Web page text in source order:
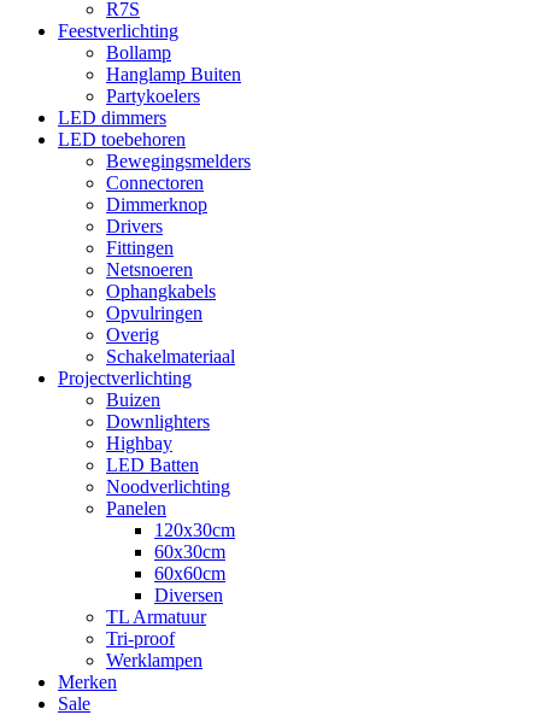
R7S
Feestverlichting
Bollamp
Hanglamp Buiten
Partykoelers
LED dimmers
LED toebehoren
Bewegingsmelders
Connectoren
Dimmerknop
Drivers
Fittingen
Netsnoeren
Ophangkabels
Opvulringen
Overig
Schakelmateriaal
Projectverlichting
Buizen
Downlighters
Highbay
LED Batten
Noodverlichting
Panelen
120x30cm
60x30cm
60x60cm
Diversen
TL Armatuur
Tri-proof
Werklampen
Merken
Sale